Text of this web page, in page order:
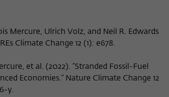
Mercure, Ulrich Volz, and Neil R. Edwards
Climate Change 12 (1): e678.
et al. (2022). “Stranded Fossil-Fuel
Economies.” Nature Climate Change 12
y.
Dieses Cookie dient dazu, zu speichern, von
welcher Website oder Suchmaschine der/die
Besucher:in durch eine Verlinkung auf wiko-
auch ohne Rechtsbehelfsmöglichkeiten, verarbeitet